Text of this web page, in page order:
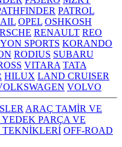
PATROL
OPEL OSHKOSH
RENAULT REO
SPORTS KORANDO
RODIUS SUBARU
VITARA TATA
HILUX LAND CRUISER
VOLVO
ARAÇ TAMİR VE
PARÇA VE
TEKNİKLERİ OFF-ROAD